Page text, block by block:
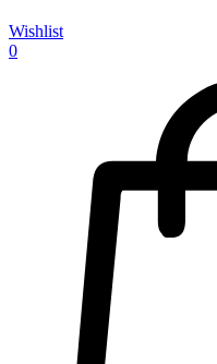
Wishlist
0